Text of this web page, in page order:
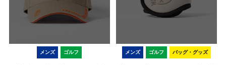
メンズ ゴルフ メンズ ゴルフ バッグ・グッズ